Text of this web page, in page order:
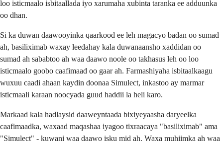
loo isticmaalo isbitaallada iyo xarumaha xubinta taranka ee adduunka
oo dhan.
Si ka duwan daawooyinka qaarkood ee leh magacyo badan oo sumad
ah, basiliximab waxay leedahay kala duwanaansho xaddidan oo
sumad ah sababtoo ah waa daawo noole oo takhasus leh oo loo
isticmaalo goobo caafimaad oo gaar ah. Farmashiyaha isbitaalkaagu
wuxuu caadi ahaan kaydin doonaa Simulect, inkastoo ay marmar
isticmaali karaan noocyada guud haddii la heli karo.
Markaad kala hadlaysid daaweyntaada bixiyeyaasha daryeelka
caafimaadka, waxaad maqashaa iyagoo tixraacaya "basiliximab" ama
"Simulect" - kuwani waa daawo isku mid ah. Waxa muhiimka ah waa